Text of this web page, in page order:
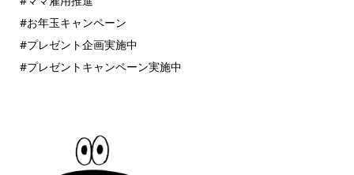
#お年玉キャンペーン
#プレゼント企画実施中
#プレゼントキャンペーン実施中